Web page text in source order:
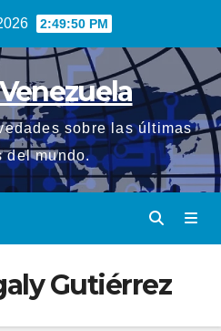
2:49:51 PM
sobre las últimas
del mundo.
Gutiérrez